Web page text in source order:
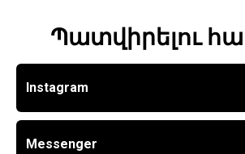
Պատվիրելու
Instagram
Messenger